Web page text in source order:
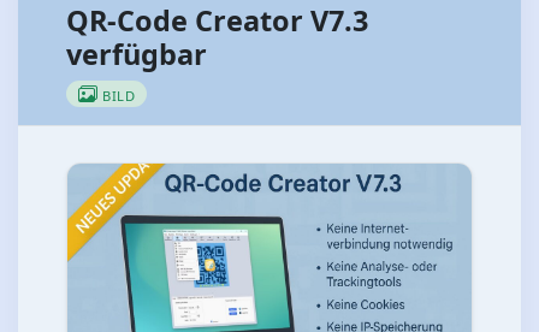
QR-Code Creator V7.3
verfügbar
BILD